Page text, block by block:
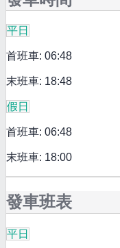
平日
首班車: 06:48
末班車: 18:48
假日
首班車: 06:48
末班車: 18:00
發車班表
平日